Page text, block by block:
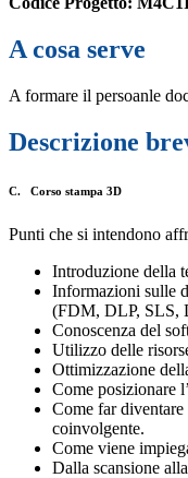
A cosa serve
A formare il persoanle
Descrizione
C. Corso stampa 3D
Punti che si intendono
Introduzione della
Informazioni sulle
(FDM, DLP, SLS,
Conoscenza del
Utilizzo delle
Ottimizzazione
Come posizionare
Come far diventare
coinvolgente.
Come viene
Dalla scansione